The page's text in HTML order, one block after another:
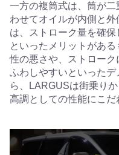
一方の複筒式は、筒が
わせてオイルが内側と
は、ストローク量を確
といったメリットがあ
性の悪さや、ストロー
ふわしやすいといった
ら、LARGUSは街乗り
高調としての性能にこだ